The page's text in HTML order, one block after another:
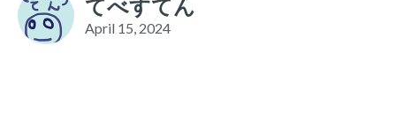
てべすてん
April 15, 2024